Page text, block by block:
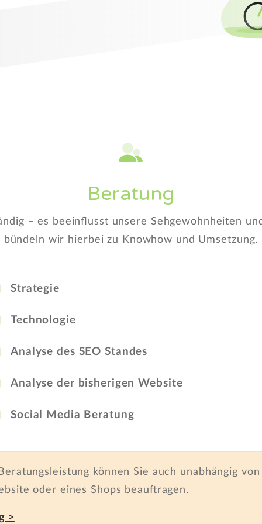
Beratung
– es beeinflusst unsere Sehgewohnheiten
bündeln wir hierbei zu Knowhow und Umsetzung.
Strategie
Technologie
Analyse des SEO Standes
Analyse der bisherigen Website
Social Media Beratung
können Sie auch unabhängig
oder eines Shops beauftragen.
>